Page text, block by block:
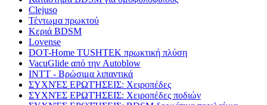
Clejuso
Τέντωμα πρωκτού
Κεριά BDSM
Lovense
DOT-Home TUSHTEK πρωκτική πλύση
VacuGlide από την Autoblow
INTT - Βρώσιμα λιπαντικά
ΣΥΧΝΈΣ ΕΡΩΤΉΣΕΙΣ: Χειροπέδες
ΣΥΧΝΈΣ ΕΡΩΤΉΣΕΙΣ: Χειροπέδες ποδιών